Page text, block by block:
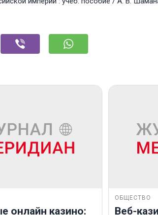
онлайн казино:
ОБЩЕСТВО
Веб-